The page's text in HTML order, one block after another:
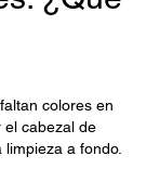
colores en
el cabezal de
a fondo.